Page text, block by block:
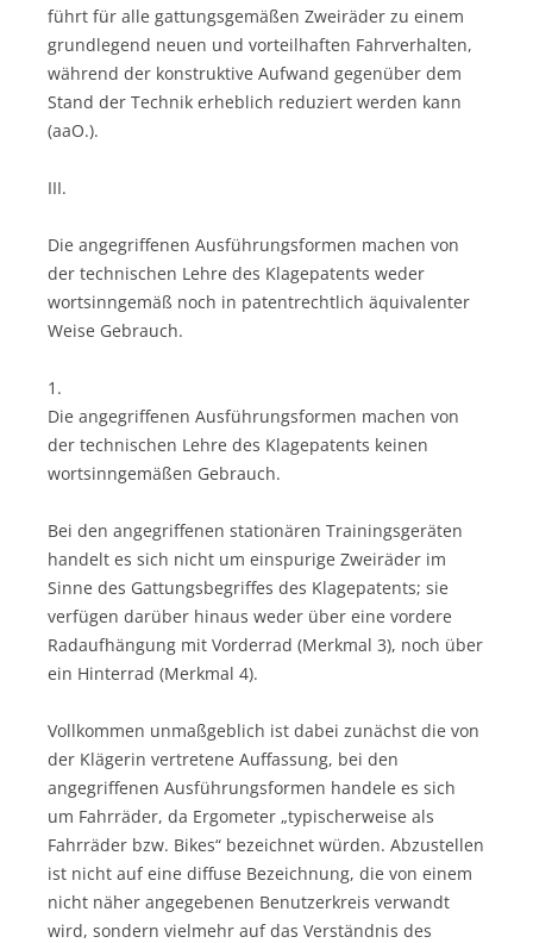
führt für alle gattungsgemäßen Zweiräder zu einem
grundlegend neuen und vorteilhaften Fahrverhalten,
während der konstruktive Aufwand gegenüber dem
Stand der Technik erheblich reduziert werden kann
(aaO.).
III.
Die angegriffenen Ausführungsformen machen von
der technischen Lehre des Klagepatents weder
wortsinngemäß noch in patentrechtlich äquivalenter
Weise Gebrauch.
1.
Die angegriffenen Ausführungsformen machen von
der technischen Lehre des Klagepatents keinen
wortsinngemäßen Gebrauch.
Bei den angegriffenen stationären Trainingsgeräten
handelt es sich nicht um einspurige Zweiräder im
Sinne des Gattungsbegriffes des Klagepatents; sie
verfügen darüber hinaus weder über eine vordere
Radaufhängung mit Vorderrad (Merkmal 3), noch über
ein Hinterrad (Merkmal 4).
Vollkommen unmaßgeblich ist dabei zunächst die von
der Klägerin vertretene Auffassung, bei den
angegriffenen Ausführungsformen handele es sich
um Fahrräder, da Ergometer „typischerweise als
Fahrräder bzw. Bikes“ bezeichnet würden. Abzustellen
ist nicht auf eine diffuse Bezeichnung, die von einem
nicht näher angegebenen Benutzerkreis verwandt
wird, sondern vielmehr auf das Verständnis des